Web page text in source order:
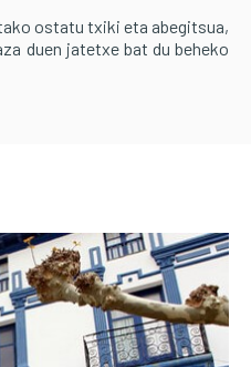
ostatu txiki eta abegitsua,
duen jatetxe bat du beheko